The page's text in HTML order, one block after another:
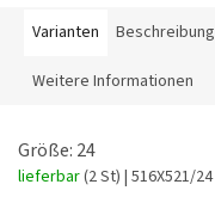
Varianten Beschreibung
Weitere Informationen
Größe: 24
lieferbar(2 St) | 516X521/24